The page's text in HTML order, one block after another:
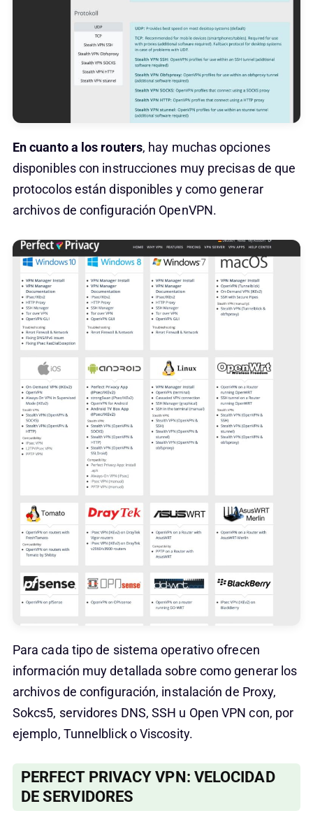
En cuanto a los routers, hay muchas opciones
disponibles con instrucciones muy precisas de que
protocolos están disponibles y como generar
archivos de configuración OpenVPN.
Para cada tipo de sistema operativo ofrecen
información muy detallada sobre como generar los
archivos de configuración, instalación de Proxy,
Sokcs5, servidores DNS, SSH u Open VPN con, por
ejemplo, Tunnelblick o Viscosity.
PERFECT PRIVACY VPN: VELOCIDAD
DE SERVIDORES